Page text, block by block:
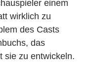
einem
wirklich zu
des Casts
das
sie zu entwickeln.